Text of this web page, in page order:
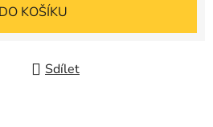
DO KOŠÍKU
Sdílet